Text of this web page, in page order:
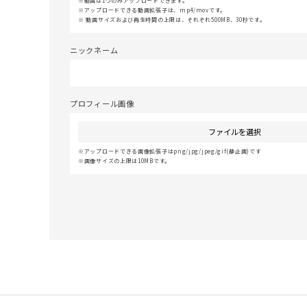
アップロードできる動画拡張子は、mp4/movです。
動画サイズおよび再生時間の上限は、それぞれ500MB、30秒です。
ニックネーム
プロフィール画像
ファイルを選択
アップロードできる画像拡張子はpng/jpg/jpeg/gif(静止画)です
画像サイズの上限は10MBです。